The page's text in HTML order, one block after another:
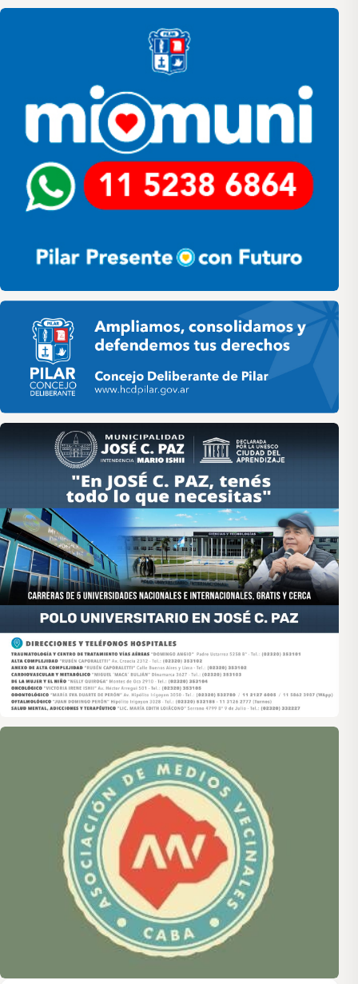
Pilar
Pilar HCD
Asociación de Medios Vecinales